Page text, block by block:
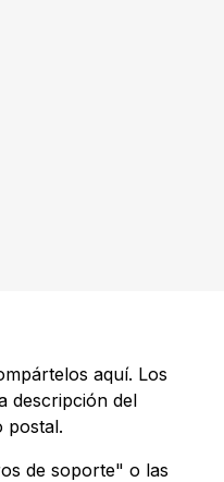
aquí. Los
descripción del
postal.
de soporte" o las